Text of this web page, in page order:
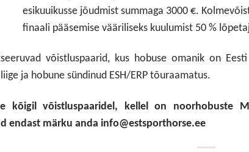
esikuuikusse jõudmist summaga 3000 €.
finaali pääsemise vääriliseks kuulumist 50 %
võistluspaarid, kus hobuse omanik on
liige ja hobune sündinud ESH/ERP tõuraamatus.
kõigil võistluspaaridel, kellel on noorhobuste
endast märku anda info@estsporthorse.ee